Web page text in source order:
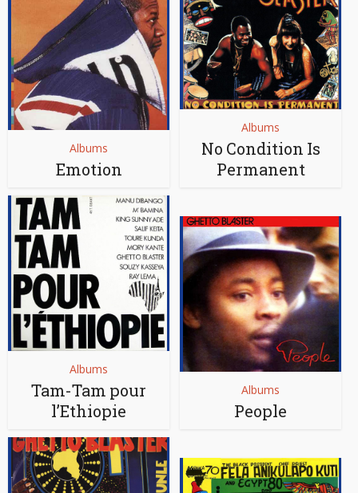
Albums
Emotion
Albums
No Condition Is
Permanent
Albums
Tam-Tam pour
l’Ethiopie
Albums
People